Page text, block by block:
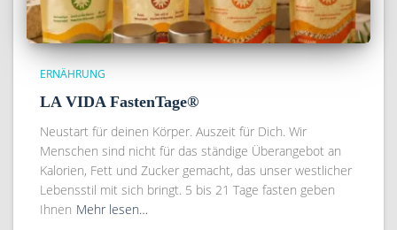
ERNÄHRUNG
LA VIDA FastenTage®
Neustart für deinen Körper. Auszeit für Dich. Wir
Menschen sind nicht für das ständige Überangebot an
Kalorien, Fett und Zucker gemacht, das unser westlicher
Lebensstil mit sich bringt. 5 bis 21 Tage fasten geben
Ihnen Mehr lesen…